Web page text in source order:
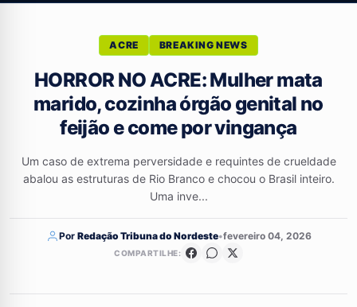
ACRE BREAKING NEWS
HORROR NO ACRE: Mulher mata
marido, cozinha órgão genital no
feijão e come por vingança
Um caso de extrema perversidade e requintes de crueldade
abalou as estruturas de Rio Branco e chocou o Brasil inteiro.
Uma inve...
Por Redação Tribuna do Nordeste•fevereiro 04, 2026
COMPARTILHE: